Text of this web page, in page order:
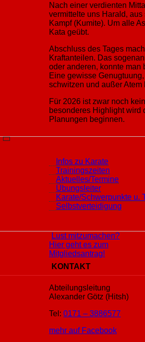
Nach einer verdienten
vermittelte uns Harald,
Kampf (Kumite). Um alle
Kata geübt.
Abschluss des Tages
Kraftanteilen. Das
oder anderen, konnte
Eine gewisse
schwitzen und außer Atem
Für 2026 ist zwar noch
besonderes Highlight wird
Planungen beginnen.
Infos zu Karate
Trainingszeiten
Aktuelles/Termine
Übungsleiter
Karate/Schwerpunkte u.
Selbstverteidigung
Lust mitzumachen?
Hier geht es zum
Mitgliedsantrag!
KONTAKT
Abteilungsleitung
Alexander Götz (Hitsh)
Tel: 0171 – 3886577
mehr auf Facebook